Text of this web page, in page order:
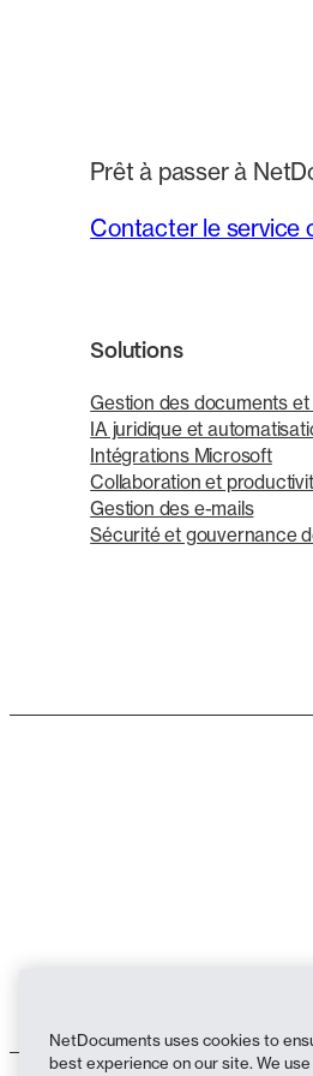
Prêt à passer à
Contacter le service
Solutions
Gestion des documents
IA juridique et
Intégrations Microsoft
Collaboration et
Gestion des e-mails
Sécurité et gouvernance
NetDocuments uses cookies to
best experience on our site. We